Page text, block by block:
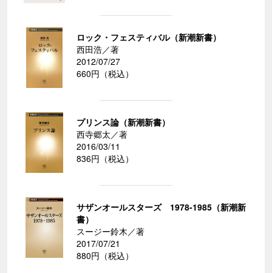
ロック・フェスティバル（新潮新書）
西田浩／著
2012/07/27
660円（税込）
プリンス論（新潮新書）
西寺郷太／著
2016/03/11
836円（税込）
サザンオールスターズ 1978-1985（新潮新
書）
スージー鈴木／著
2017/07/21
880円（税込）